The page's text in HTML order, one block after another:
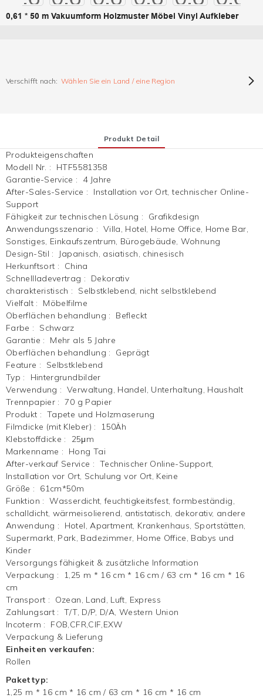
0,61 * 50 m Vakuumform Holzmuster Möbel Vinyl Aufkleber
Verschifft nach: Wählen Sie ein Land / eine Region
Produkt Detail
Produkteigenschaften
Modell Nr. :
HTF5581358
Garantie-Service :
4 Jahre
After-Sales-Service :
Installation vor Ort, technischer Online-
Support
Fähigkeit zur technischen Lösung :
Grafikdesign
Anwendungsszenario : Villa, Hotel, Home Office, Home Bar,
Sonstiges, Einkaufszentrum, Bürogebäude, Wohnung
Design-Stil :
Japanisch, asiatisch, chinesisch
Herkunftsort :
China
Schnellladevertrag :
Dekorativ
charakteristisch :
Selbstklebend, nicht selbstklebend
Vielfalt :
Möbelfilme
Oberflächen behandlung :
Befleckt
Farbe :
Schwarz
Garantie :
Mehr als 5 Jahre
Oberflächen behandlung :
Geprägt
Feature :
Selbstklebend
Typ :
Hintergrundbilder
Verwendung : Verwaltung, Handel, Unterhaltung, Haushalt
Trennpapier : 70 g Papier
Produkt : Tapete und Holzmaserung
Filmdicke (mit Kleber) :
150Äh
Klebstoffdicke :
25μm
Markenname :
Hong Tai
After-verkauf Service : Technischer Online-Support,
Installation vor Ort, Schulung vor Ort, Keine
Größe :
61cm*50m
Funktion : Wasserdicht, feuchtigkeitsfest, formbeständig,
schalldicht, wärmeisolierend, antistatisch, dekorativ, andere
Anwendung :
Hotel, Apartment, Krankenhaus, Sportstätten,
Supermarkt, Park, Badezimmer, Home Office, Babys und
Kinder
Versorgungs fähigkeit & zusätzliche Information
Verpackung :
1,25 m * 16 cm * 16 cm / 63 cm * 16 cm * 16
cm
Transport :
Ozean, Land, Luft, Express
Zahlungsart : T/T, D/P, D/A, Western Union
Incoterm :
FOB,CFR,CIF,EXW
Verpackung & Lieferung
Einheiten verkaufen:
Rollen
Pakettyp:
1,25 m * 16 cm * 16 cm / 63 cm * 16 cm * 16 cm